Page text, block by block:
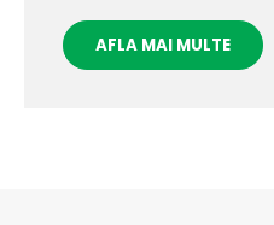
AFLA MAI MULTE